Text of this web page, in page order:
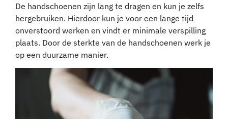
De handschoenen zijn lang te dragen en kun je zelfs
hergebruiken. Hierdoor kun je voor een lange tijd
onverstoord werken en vindt er minimale verspilling
plaats. Door de sterkte van de handschoenen werk je
op een duurzame manier.